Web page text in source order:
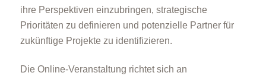
ihre Perspektiven einzubringen, strategische
Prioritäten zu definieren und potenzielle Partner für
zukünftige Projekte zu identifizieren.
Die Online-Veranstaltung richtet sich an